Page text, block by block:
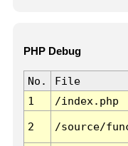
PHP Debug
No. File
1
/index.php
2 /source/